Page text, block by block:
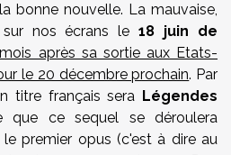
bonne nouvelle. La mauvaise,
sur nos écrans le18 juin de
après sa sortie aux Etats-
le 20 décembre prochain. Par
titre français sera Légendes
que ce sequel se déroulera
premier opus (c'est à dire au